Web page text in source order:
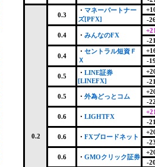
0.2
0.3
・ マネーパートナー
ズ[PFX]
-
0.4 ・ みんなのFX
-
0.4
・ セントラル短資Ｆ
Ｘ
-
0.5 ・ LINE証券
[LINEFX]
-
0.5 ・ 外為どっとコム
-
0.6 ・ LIGHTFX
-
0.6 ・ FXブロードネット
-
0.6 ・ GMOクリック証券
-